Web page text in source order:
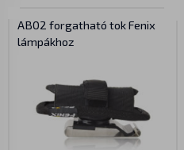
AB02 forgatható tok Fenix
lámpákhoz